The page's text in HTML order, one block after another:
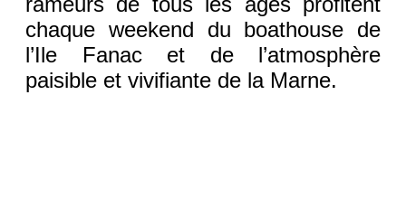
chaque weekend du boathouse de
l’Ile Fanac et de l’atmosphère
paisible et vivifiante de la Marne.